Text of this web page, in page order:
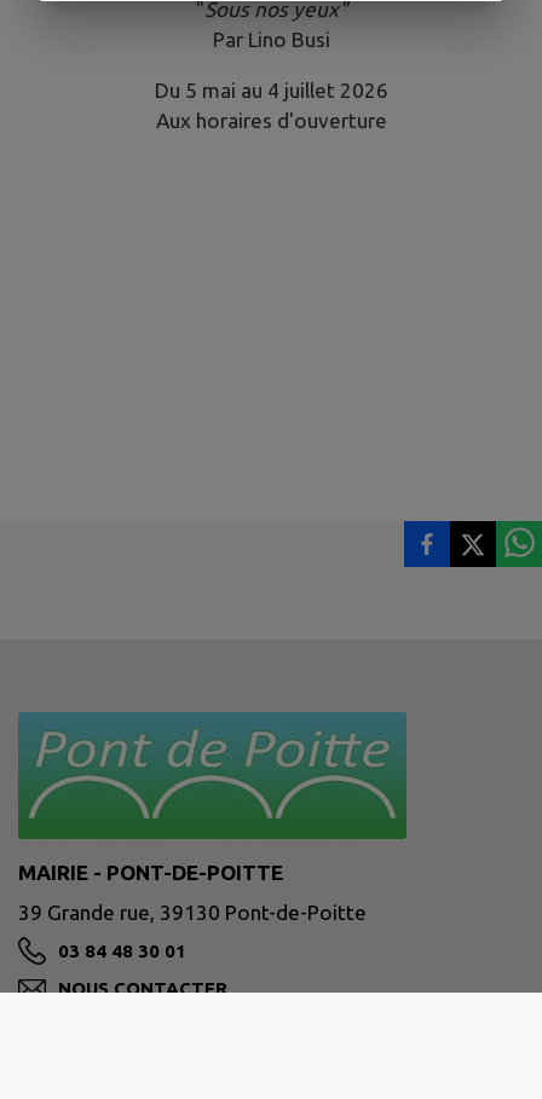
"Sous nos yeux"
Par Lino Busi
Du 5 mai au 4 juillet 2026
Aux horaires d'ouverture
MAIRIE - PONT-DE-POITTE
39 Grande rue, 39130 Pont-de-Poitte
03 84 48 30 01
NOUS CONTACTER